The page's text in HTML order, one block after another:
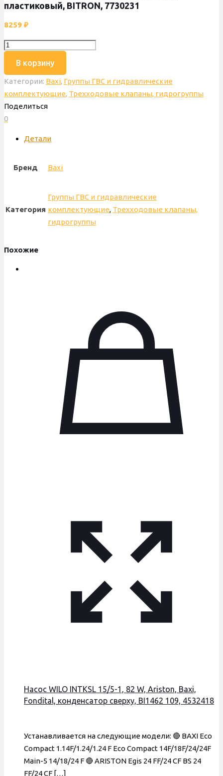
пластиковый, BITRON, 7730231
8259 ₽
Количество
_Гидроузел
Baxi
Eco
4,
правый
сборе,
BITRON,
В корзину
Категории: Baxi, Группы ГВС и гидравлические
комплектующие, Трехходовые клапаны, гидрогруппы
Поделиться
0
Детали
Бренд Baxi
Категория
Группы ГВС и гидравлические
комплектующие, Трехходовые клапаны,
гидрогруппы
Похожие
Насос WILO INTKSL 15/5-1, 82 W, Ariston, Baxi,
Fondital, конденсатор сверху, ВI1462 109, 4532418
Устанавливается на следующие модели: 🔴 BAXI Eco
Compact 1.14F/1.24/1.24 F Eco Compact 14F/18F/24/24F
Main-5 14/18/24 F 🔴 ARISTON Egis 24 FF/24 CF BS 24
FF/24 CF […]